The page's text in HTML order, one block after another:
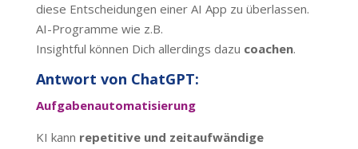
diese Entscheidungen einer AI App zu überlassen.
AI-Programme wie z.B.
Insightful können Dich allerdings dazu coachen.
Antwort von ChatGPT:
Aufgabenautomatisierung
KI kann repetitive und zeitaufwändige